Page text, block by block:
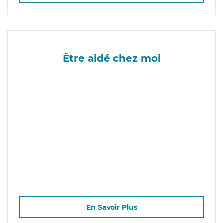
Être aidé chez moi
En Savoir Plus